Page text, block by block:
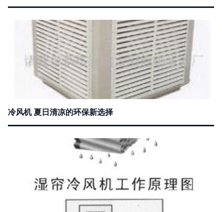
冷风机 夏日清凉的环保新选择